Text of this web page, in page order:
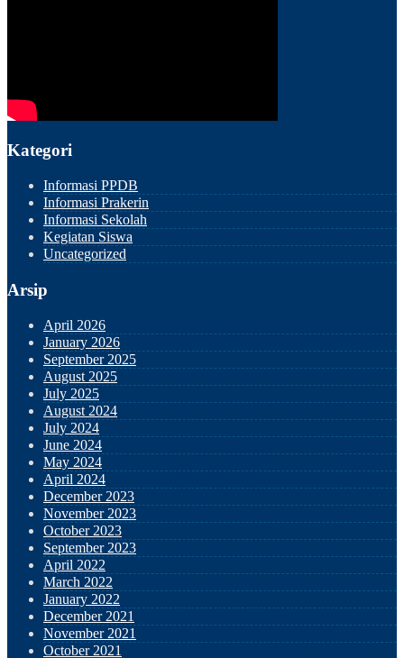
Kategori
Informasi PPDB
Informasi Prakerin
Informasi Sekolah
Kegiatan Siswa
Uncategorized
Arsip
April 2026
January 2026
September 2025
August 2025
July 2025
August 2024
July 2024
June 2024
May 2024
April 2024
December 2023
November 2023
October 2023
September 2023
April 2022
March 2022
January 2022
December 2021
November 2021
October 2021